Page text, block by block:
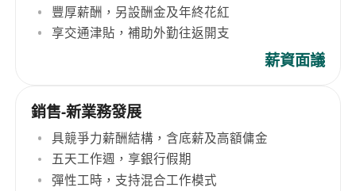
豐厚薪酬，另設酬金及年終花紅
享交通津貼，補助外勤往返開支
薪資面議
銷售-新業務發展
具競爭力薪酬結構，含底薪及高額傭金
五天工作週，享銀行假期
彈性工時，支持混合工作模式